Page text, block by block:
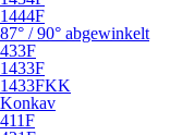
1444F
87° / 90° abgewinkelt
433F
1433F
1433FKK
Konkav
411F